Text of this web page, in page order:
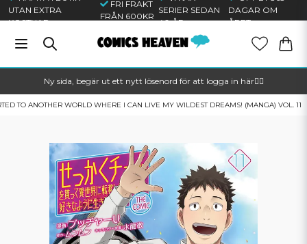
UTAN EXTRA
KOSTNAD
FRI FRAKT
FRÅN 600KR
SERIER SEDAN
40 ÅR
DAGAR OM
ÅRET
Ny sida, begär ut ett nytt lösenord för att logga in här🦸‍♂️
TO ANOTHER WORLD WHERE I CAN LIVE MY WILDEST DREAMS! (MANGA) VOL. 11